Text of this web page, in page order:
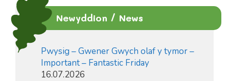
Newyddion / News
Pwysig – Gwener Gwych olaf y tymor –
Important – Fantastic Friday
16.07.2026